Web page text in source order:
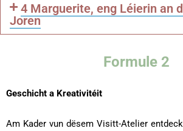
4 Marguerite, eng Léierin an
Joren
Formule 2
Geschicht a Kreativitéit
Am Kader vun dësem Visitt-Atelier